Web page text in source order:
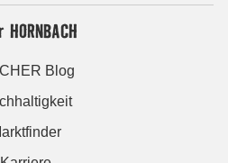
HORNBACH
Blog